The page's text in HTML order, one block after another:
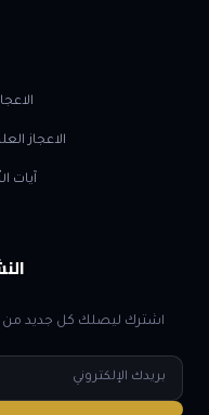
الاعجاز
آيات
اشترك ليصلك كل جديد من
البريد
الإلكتروني